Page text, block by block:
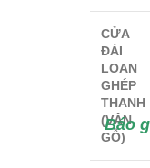
CỬA
ĐÀI
LOAN
GHÉP
THANH
(VÂN
GỖ)
Báo